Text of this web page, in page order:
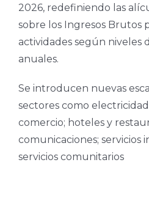
2026, redefiniendo las
sobre los Ingresos Brutos
actividades según niveles
anuales.
Se introducen nuevas
sectores como
comercio; hoteles y
comunicaciones; servicios
servicios comunitarios